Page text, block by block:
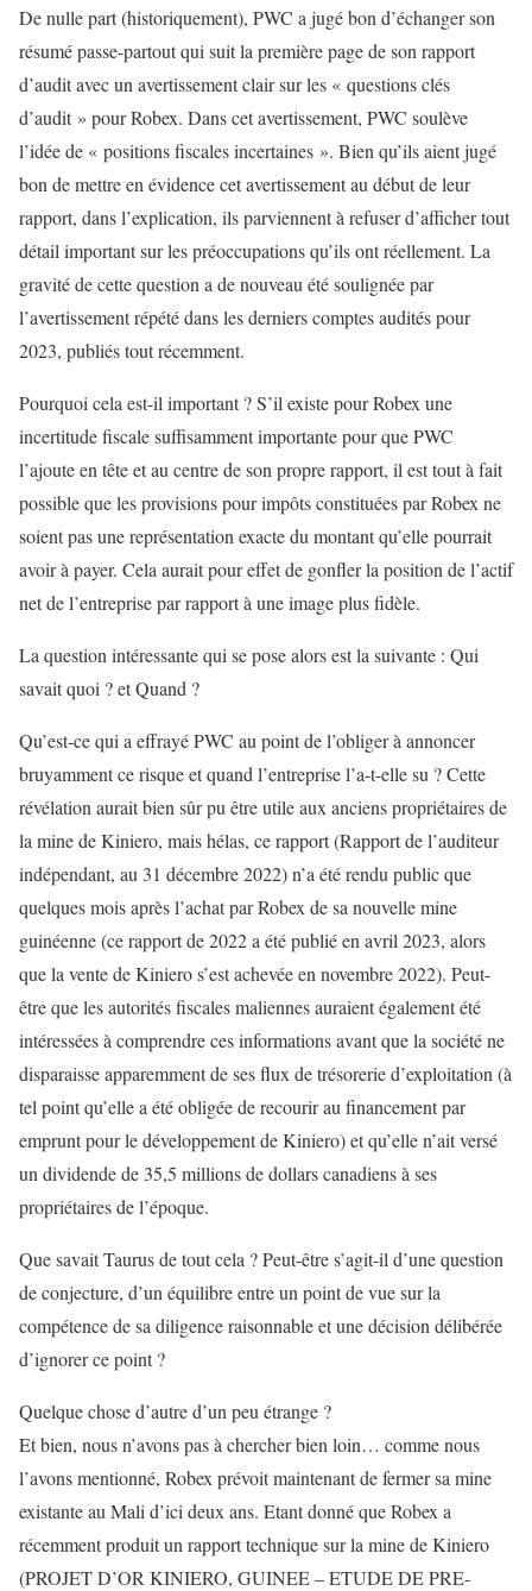
De nulle part (historiquement), PWC a jugé bon d’échanger son
résumé passe-partout qui suit la première page de son rapport
d’audit avec un avertissement clair sur les « questions clés
d’audit » pour Robex. Dans cet avertissement, PWC soulève
l’idée de « positions fiscales incertaines ». Bien qu’ils aient jugé
bon de mettre en évidence cet avertissement au début de leur
rapport, dans l’explication, ils parviennent à refuser d’afficher tout
détail important sur les préoccupations qu’ils ont réellement. La
gravité de cette question a de nouveau été soulignée par
l’avertissement répété dans les derniers comptes audités pour
2023, publiés tout récemment.
Pourquoi cela est-il important ? S’il existe pour Robex une
incertitude fiscale suffisamment importante pour que PWC
l’ajoute en tête et au centre de son propre rapport, il est tout à fait
possible que les provisions pour impôts constituées par Robex ne
soient pas une représentation exacte du montant qu’elle pourrait
avoir à payer. Cela aurait pour effet de gonfler la position de l’actif
net de l’entreprise par rapport à une image plus fidèle.
La question intéressante qui se pose alors est la suivante : Qui
savait quoi ? et Quand ?
Qu’est-ce qui a effrayé PWC au point de l’obliger à annoncer
bruyamment ce risque et quand l’entreprise l’a-t-elle su ? Cette
révélation aurait bien sûr pu être utile aux anciens propriétaires de
la mine de Kiniero, mais hélas, ce rapport (Rapport de l’auditeur
indépendant, au 31 décembre 2022) n’a été rendu public que
quelques mois après l’achat par Robex de sa nouvelle mine
guinéenne (ce rapport de 2022 a été publié en avril 2023, alors
que la vente de Kiniero s’est achevée en novembre 2022). Peut-
être que les autorités fiscales maliennes auraient également été
intéressées à comprendre ces informations avant que la société ne
disparaisse apparemment de ses flux de trésorerie d’exploitation (à
tel point qu’elle a été obligée de recourir au financement par
emprunt pour le développement de Kiniero) et qu’elle n’ait versé
un dividende de 35,5 millions de dollars canadiens à ses
propriétaires de l’époque.
Que savait Taurus de tout cela ? Peut-être s’agit-il d’une question
de conjecture, d’un équilibre entre un point de vue sur la
compétence de sa diligence raisonnable et une décision délibérée
d’ignorer ce point ?
Quelque chose d’autre d’un peu étrange ?
Et bien, nous n’avons pas à chercher bien loin… comme nous
l’avons mentionné, Robex prévoit maintenant de fermer sa mine
existante au Mali d’ici deux ans. Etant donné que Robex a
récemment produit un rapport technique sur la mine de Kiniero
(PROJET D’OR KINIERO, GUINEE – ETUDE DE PRE-